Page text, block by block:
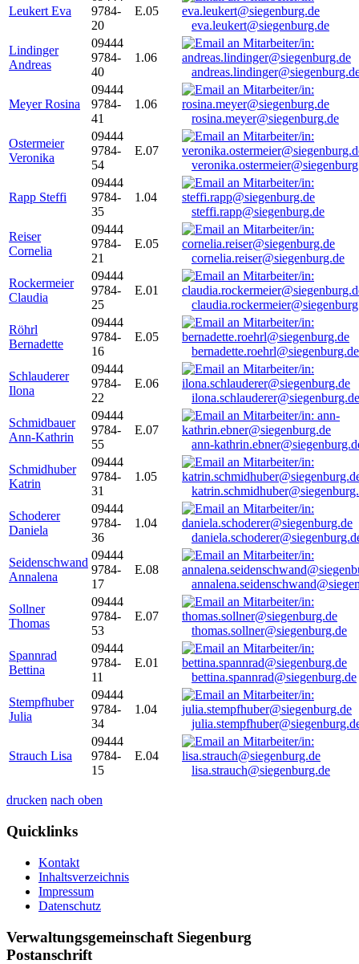
Leukert Eva
9784-
20
E.05
eva.leukert@siegenburg.de
Lindinger
Andreas
09444
9784-
40
1.06
Meyer Rosina
09444
9784-
41
1.06
rosina.meyer@siegenburg.de
Ostermeier
Veronika
09444
9784-
54
E.07
Rapp Steffi
09444
9784-
35
1.04
steffi.rapp@siegenburg.de
Reiser
Cornelia
09444
9784-
21
E.05
cornelia.reiser@siegenburg.de
Rockermeier
Claudia
09444
9784-
25
E.01
Röhrl
Bernadette
09444
9784-
16
E.05
bernadette.roehrl@siegenburg.de
Schlauderer
Ilona
09444
9784-
22
E.06
ilona.schlauderer@siegenburg.de
Schmidbauer
Ann-Kathrin
09444
9784-
55
E.07
ann-
Schmidhuber
Katrin
09444
9784-
31
1.05
Schoderer
Daniela
09444
9784-
36
1.04
Seidenschwand
Annalena
09444
9784-
17
E.08
Sollner
Thomas
09444
9784-
53
E.07
thomas.sollner@siegenburg.de
Spannrad
Bettina
09444
9784-
11
E.01
bettina.spannrad@siegenburg.de
Stempfhuber
Julia
09444
9784-
34
1.04
Strauch Lisa
09444
9784-
15
E.04
lisa.strauch@siegenburg.de
drucken nach oben
Quicklinks
Kontakt
Inhaltsverzeichnis
Impressum
Datenschutz
Verwaltungsgemeinschaft Siegenburg
Postanschrift